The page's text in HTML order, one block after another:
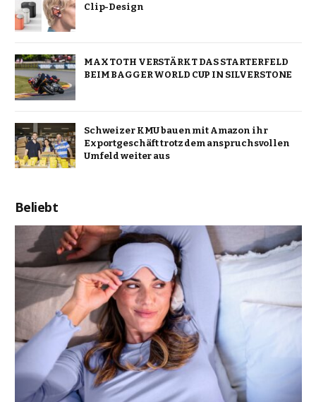
Clip-Design
MAX TOTH VERSTÄRKT DAS STARTERFELD
BEIM BAGGER WORLD CUP IN SILVERSTONE
Schweizer KMU bauen mit Amazon ihr
Exportgeschäft trotz dem anspruchsvollen
Umfeld weiter aus
Beliebt